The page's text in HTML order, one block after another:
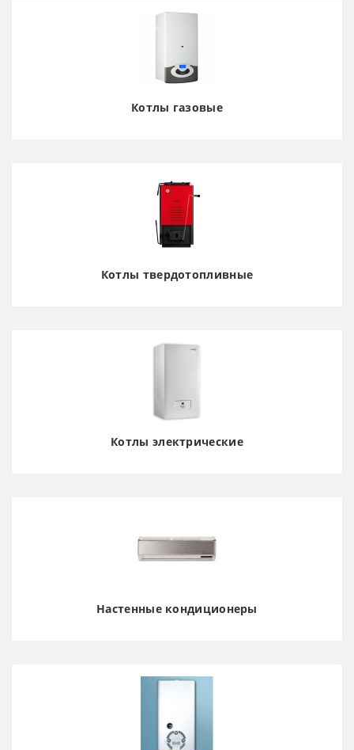
Котлы газовые
Котлы твердотопливные
Котлы электрические
Настенные кондиционеры